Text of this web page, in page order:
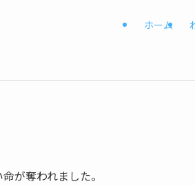
ホーム
が奪われました。